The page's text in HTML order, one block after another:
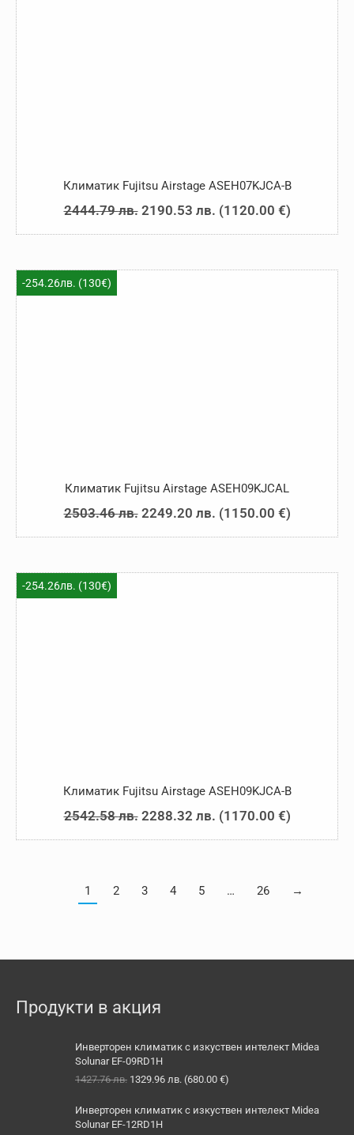
Климатик Fujitsu Airstage ASEH07KJCA-B
2444.79лв. Original
price
2190.53 лв.Текущата
цена
(1120.00 €)
-254.26лв. (130€)
Климатик Fujitsu Airstage ASEH09KJCAL
2503.46лв. Original
price
2249.20 лв.Текущата
цена
(1150.00 €)
-254.26лв. (130€)
Климатик Fujitsu Airstage ASEH09KJCA-B
2542.58лв. Original
price
2542.58 лв..
2288.32 лв.Текущата
цена
2288.32 лв..
(1170.00 €)
1 2 3 4 5 … 26 →
Продукти в акция
Инверторен климатик с изкуствен интелект Midea
Solunar EF-09RD1H
1427.76лв. Original
was:
1427.76 лв..
1329.96 лв. Текущата
е:
(680.00 €)
Инверторен климатик с изкуствен интелект Midea
Solunar EF-12RD1H